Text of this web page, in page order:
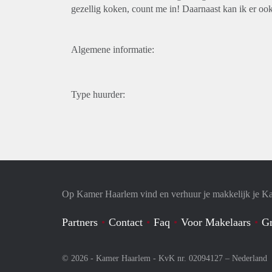
gezellig koken, count me in! Daarnaast kan ik er
Algemene informatie:
Type huurder:
Op Kamer Haarlem vind en verhuur je makkelijk je
Partners Contact Faq Voor Makelaars
© 2026 - Kamer Haarlem - KvK nr. 02094127 – Nederland